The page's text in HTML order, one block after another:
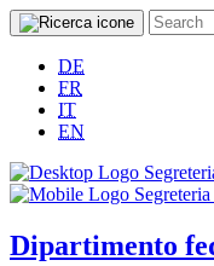
DE
FR
IT
EN
Dipartimento